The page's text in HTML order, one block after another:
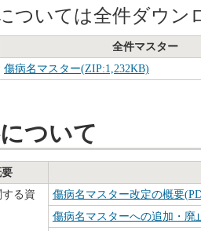
ついては全件ダウン
全件マスター
傷病名マスター(ZIP:1,232KB)
ついて
る資
傷病名マスター改定の概要
傷病名マスターへの追加・廃